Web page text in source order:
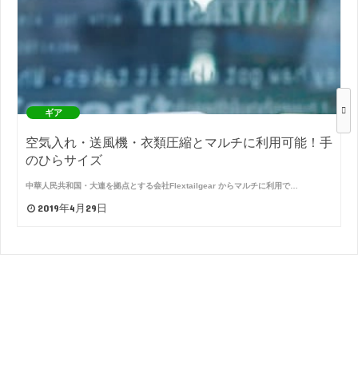
ギア
空気入れ・送風機・衣類圧縮とマルチに利用可能！手
のひらサイズ
中華人民共和国・大連を拠点とする会社Flextailgear からマルチに利用で…
2019年4月29日